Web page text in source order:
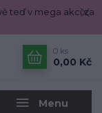
teď v mega akci za
Menu
0 ks
0,00 Kč